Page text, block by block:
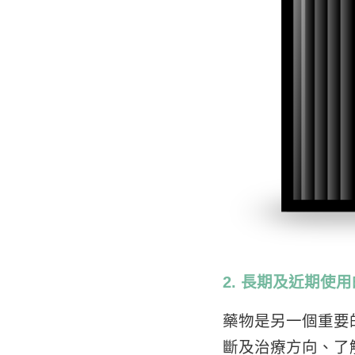
2. 長期及近期使
藥物是另一個重
斷及治療方向、